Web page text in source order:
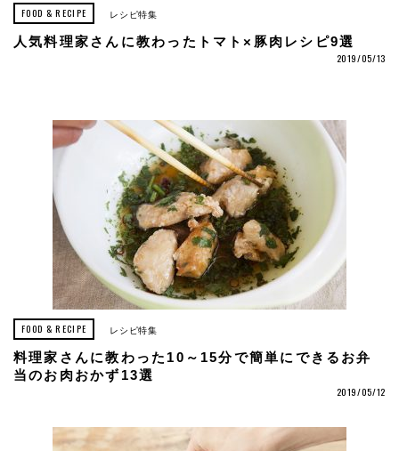
FOOD & RECIPE レシピ特集
人気料理家さんに教わったトマト×豚肉レシピ9選
2019/05/13
FOOD & RECIPE レシピ特集
料理家さんに教わった10～15分で簡単にできるお弁
当のお肉おかず13選
2019/05/12